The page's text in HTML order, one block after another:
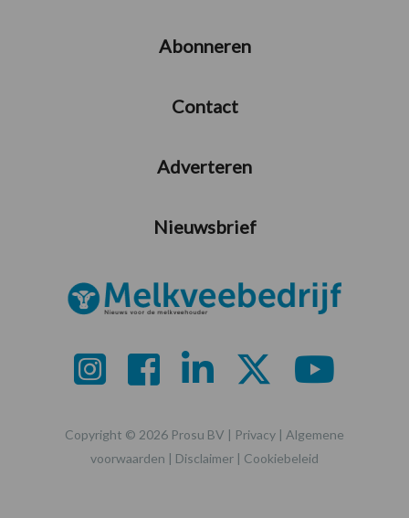
Abonneren
Contact
Adverteren
Nieuwsbrief
Copyright © 2026 Prosu BV | Privacy | Algemene
voorwaarden | Disclaimer | Cookiebeleid